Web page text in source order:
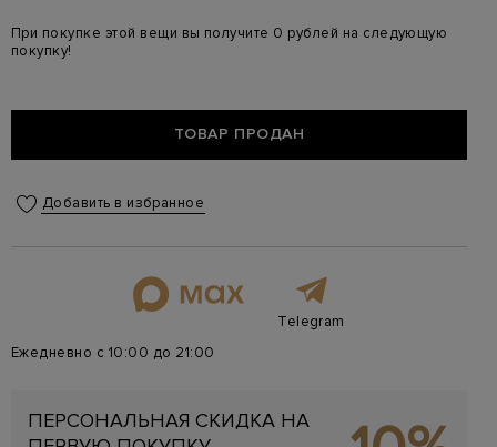
При покупке этой вещи вы получите 0 рублей на следующую
покупку!
ТОВАР ПРОДАН
Добавить в избранное
Telegram
Ежедневно с 10:00 до 21:00
ПЕРСОНАЛЬНАЯ СКИДКА НА